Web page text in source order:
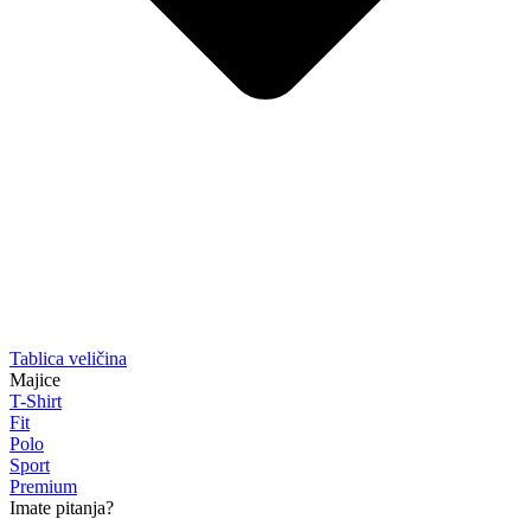
Tablica veličina
Majice
T-Shirt
Fit
Polo
Sport
Premium
Imate pitanja?